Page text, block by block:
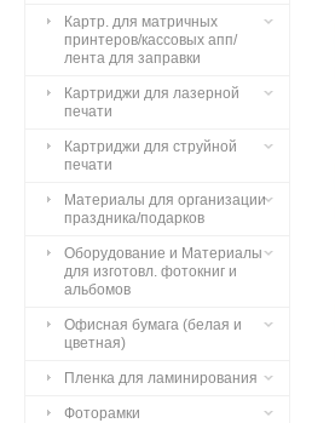
Картр. для матричных
принтеров/кассовых апп/
лента для заправки
Картриджи для лазерной
печати
Картриджи для струйной
печати
Материалы для организации
праздника/подарков
Оборудование и Материалы
для изготовл. фотокниг и
альбомов
Офисная бумага (белая и
цветная)
Пленка для ламинирования
Фоторамки